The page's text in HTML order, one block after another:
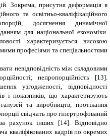
Зокрема, присутня деформація в
та освітньо-кваліфікаційного
досягнення динамічної
для національної економіки.
характеризується високою
професіями та спеціальностями
невідповідність між складовими
непропорційність [13]
узгодженості, відповідності
і показників, що характеризують
та виробництв, протікання
свідчать про гіпертрофований
рахунок інших [14]. Відповідно
кваліфікованих кадрів по окремих